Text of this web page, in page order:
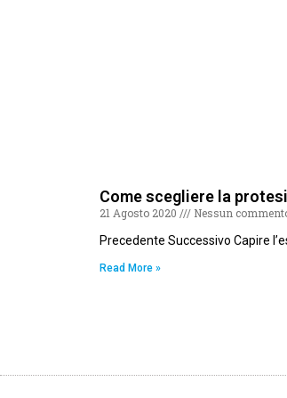
Come scegliere la
21 Agosto 2020
Nessun
Precedente Successivo Capire
Read More »